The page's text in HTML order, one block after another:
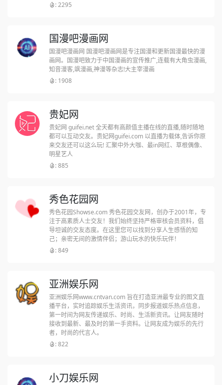
: 2295
国漫吧漫画网
国漫吧漫画网 国漫吧漫画网是专注国漫和更新国漫最快的漫
画网。国漫吧致力于中国漫画的宣传推广,连载有大角虫漫画,
知音漫客,飒漫画,神漫等杂志!大主宰漫画
: 1908
贵妃网
贵妃网 guifei.net 全天都有高颜值主播在线的直播,随时随地
都可以互动交友。贵妃网guifei.com 以直播为载体,告诉你原
来交友还可以这么玩! 汇聚中外大咖、最in网红、草根偶像、
明星艺人
: 885
秀色花园网
秀色花园Showse.com 秀色花园交友网，创办于2001年，专
注于高素质人士交友！我们始终坚持严格审核会员资料，倡
导坦诚的交友态度。在这里您可以找到分享人生感悟的知
己；亲密无间的激情伴侣；游山玩水的快乐玩伴！
: 849
亚洲娱乐网
亚洲娱乐网www.cntvan.com 旨在打造亚洲最专业的图文直
播平台，实时追踪娱乐生活资讯，同步报道娱乐热点信息，
第一时间为网友传递娱乐、时尚、生活新资讯。让网友随时
接收到最新、最及时的第一手资料。让网友成为娱乐的先行
者，时尚的代言人。
: 822
小刀娱乐网